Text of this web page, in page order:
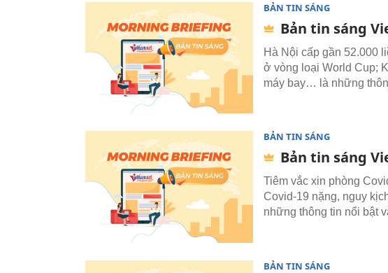
BẢN TIN SÁNG
Bản tin sáng
Hà Nội cấp gần 52.000
ở vòng loại World Cup;
máy bay… là những
BẢN TIN SÁNG
Bản tin sáng
Tiêm vắc xin phòng
Covid-19 nặng, nguy
những thông tin nổi bật
BẢN TIN SÁNG